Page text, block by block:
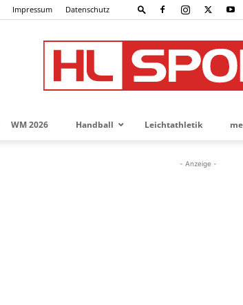
Impressum Datenschutz
WM 2026 Handball Leichtathletik
- Anzeige -